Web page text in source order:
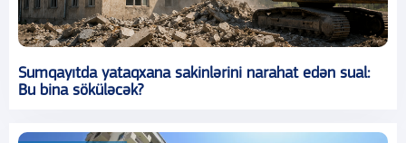
Sumqayıtda yataqxana sakinlərini narahat edən sual:
Bu bina söküləcək?